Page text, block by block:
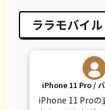
ララモバイ
iPhone 11 Pro /
iPhone 11 Proの